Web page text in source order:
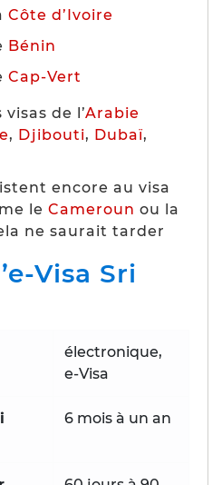
Côte d’Ivoire
Bénin
Cap-Vert
de l’Arabie
, Djibouti, Dubaï,
encore au visa
le Cameroun ou la
ne saurait tarder
Visa Sri
électronique,
e-Visa
6 mois à un an